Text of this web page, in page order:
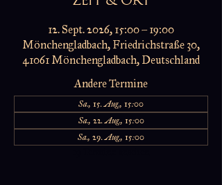
12. Sept. 2026, 15:00 – 19:00
Mönchengladbach, Friedrichstraße 30,
41061 Mönchengladbach, Deutschland
Andere Termine
Sa., 15. Aug., 15:00
Sa., 22. Aug., 15:00
Sa., 29. Aug., 15:00